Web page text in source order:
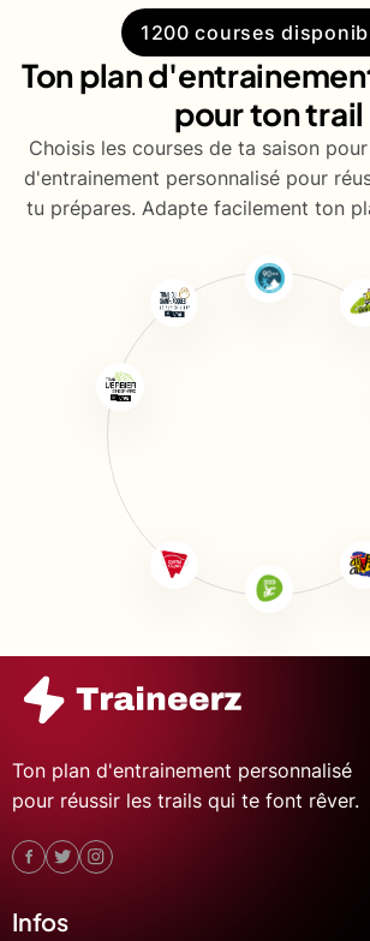
1200 courses
Ton plan
pour ton trail
Choisis les courses de ta saison
d'entrainement personnalisé pour
tu prépares. Adapte facilement ton
Ton plan d'entrainement personnalisé
pour réussir les trails qui te font rêver.
Infos